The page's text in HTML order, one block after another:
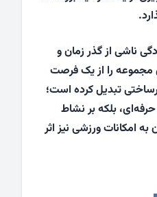
ناشی از گذر زمان و
مجموعه را از یک فرصت
تبدیل کرده است؛
بلکه بر نشاط
امکانات ورزشی نیز اثر